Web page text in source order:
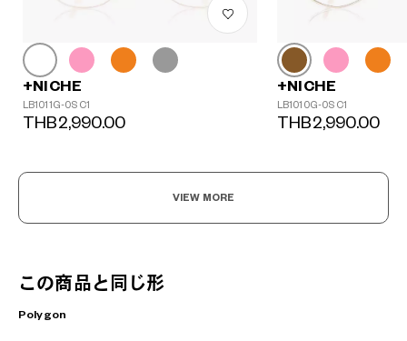
+NICHE
LB1011G-0S C1
THB2,990.00
+NICHE
LB1010G-0S C1
THB2,990.00
VIEW MORE
この商品と同じ形
Polygon